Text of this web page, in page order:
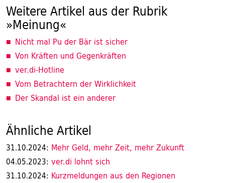
Weitere Artikel aus der Rubrik
»Meinung«
Nicht mal Pu der Bär ist sicher
Von Kräften und Gegenkräften
ver.di-Hotline
Vom Betrachtern der Wirklichkeit
Der Skandal ist ein anderer
Ähnliche Artikel
31.10.2024: Mehr Geld, mehr Zeit, mehr Zukunft
04.05.2023: ver.di lohnt sich
31.10.2024: Kurzmeldungen aus den Regionen